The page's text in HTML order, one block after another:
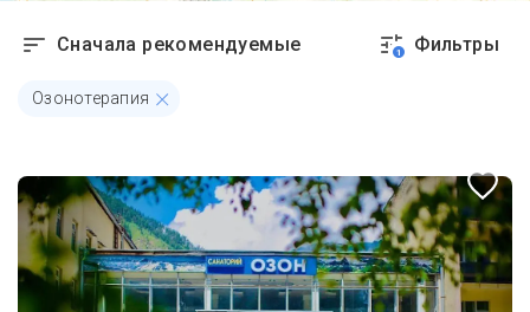
Сначала рекомендуемые 1 Фильтры
Озонотерапия